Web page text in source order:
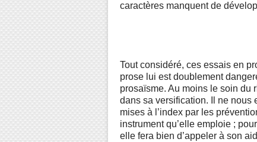
caractères manquent de
Tout considéré, ces essais en
prose lui est doublement
prosaïsme. Au moins le soin du
dans sa versification. Il ne nous
mises à l’index par les
instrument qu’elle emploie ;
elle fera bien d’appeler à son